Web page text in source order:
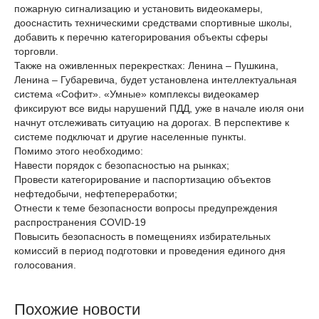
пожарную сигнализацию и установить видеокамеры,
дооснастить техническими средствами спортивные школы,
добавить к перечню категорирования объекты сферы
торговли.
Также на оживленных перекрестках: Ленина – Пушкина,
Ленина – Губаревича, будет установлена интеллектуальная
система «Софит». «Умные» комплексы видеокамер
фиксируют все виды нарушений ПДД, уже в начале июля они
начнут отслеживать ситуацию на дорогах. В перспективе к
системе подключат и другие населенные пункты.
Помимо этого необходимо:
Навести порядок с безопасностью на рынках;
Провести категорирование и паспортизацию объектов
нефтедобычи, нефтепереработки;
Отнести к теме безопасности вопросы предупреждения
распространения COVID-19
Повысить безопасность в помещениях избирательных
комиссий в период подготовки и проведения единого дня
голосования.
Похожие новости